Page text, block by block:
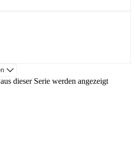
dieser Serie werden angezeigt